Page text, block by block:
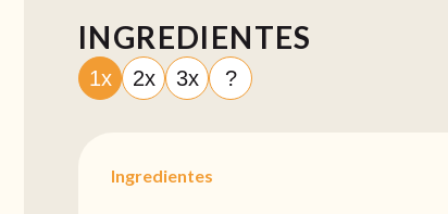
INGREDIENTES
1x 2x 3x ?
Ingredientes